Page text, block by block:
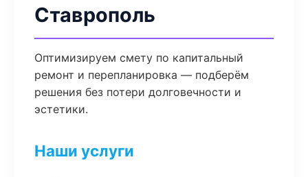
Ставрополь
Оптимизируем смету по капитальный
ремонт и перепланировка — подберём
решения без потери долговечности и
эстетики.
Наши услуги